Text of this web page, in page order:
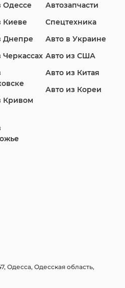
Jeep
Rover
Одессе
Киеве
Днепре
Черкассах
Кривом
Автозапчасти
Спецтехника
Авто в Украине
Авто из США
Авто из Китая
Авто из Кореи
Одесса, Одесская область,